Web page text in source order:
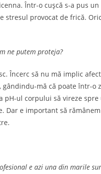
Într-o cuşcă s-a pus
provocat de frică.
ne putem pro­teja?
Încerc să nu mă implic
mă că poate într-o
pH-ul corpului să vireze
Dar e im­portant să
e azi una din marile